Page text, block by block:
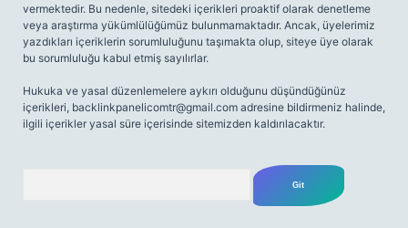
vermektedir. Bu nedenle, sitedeki içerikleri proaktif olarak denetleme
veya araştırma yükümlülüğümüz bulunmamaktadır. Ancak, üyelerimiz
yazdıkları içeriklerin sorumluluğunu taşımakta olup, siteye üye olarak
bu sorumluluğu kabul etmiş sayılırlar.
Hukuka ve yasal düzenlemelere aykırı olduğunu düşündüğünüz
içerikleri, backlinkpanelicomtr@gmail.com adresine bildirmeniz halinde,
ilgili içerikler yasal süre içerisinde sitemizden kaldırılacaktır.